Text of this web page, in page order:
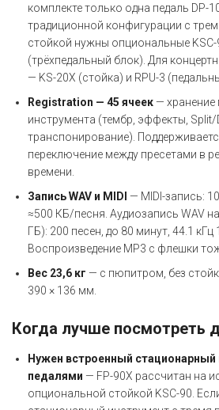
комплекте только одна педаль DP-
традиционной конфигурации с
стойкой нужны опциональные KSC-
(трёхпедальный блок). Для
— KS-20X (стойка) и RPU-3
Registration — 45 ячеек — хранение
инструмента (тембр, эффекты, Split/
транспонирование).
переключение между пресетами в
времени.
Запись WAV и MIDI — MIDI-запись:
≈500 КБ/песня. Аудиозапись WAV
ГБ): 200 песен, до 80 минут, 44.1 кГц
Воспроизведение MP3 с флешки
Вес 23,6 кг — с пюпитром, без
390 × 136 мм.
Когда лучше посмотреть
Нужен встроенный стационарный
педалями — FP-90X рассчитан на
опциональной стойкой KSC-90.